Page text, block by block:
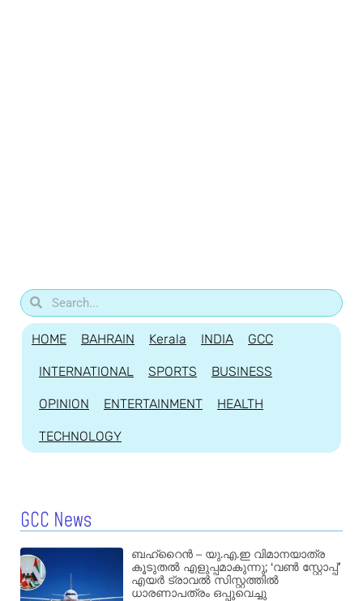
HOME BAHRAIN Kerala INDIA GCC
INTERNATIONAL SPORTS BUSINESS
OPINION ENTERTAINMENT HEALTH
TECHNOLOGY
GCC News
ബഹ്‌റൈൻ – യു.എ.ഇ വിമാനയാത്ര
കൂടുതൽ എളുപ്പമാകുന്നു; ‘വൺ സ്റ്റോപ്പ്’
എയർ ട്രാവൽ സിസ്റ്റത്തിൽ
ധാരണാപത്രം ഒപ്പുവെച്ചു